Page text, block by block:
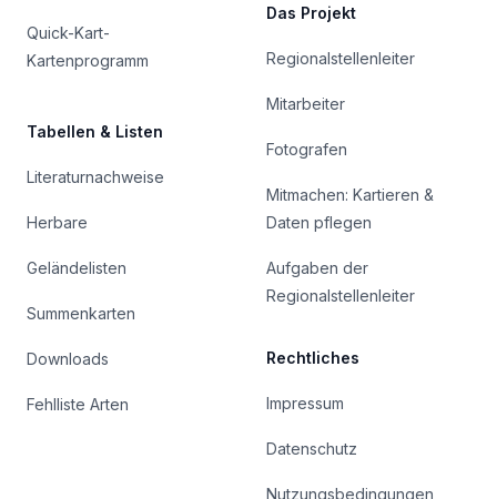
Quick-Kart-
Kartenprogramm
Tabellen & Listen
Literaturnachweise
Herbare
Geländelisten
Summenkarten
Downloads
Fehlliste Arten
Das Projekt
Regionalstellenleiter
Mitarbeiter
Fotografen
Mitmachen: Kartieren &
Daten pflegen
Aufgaben der
Regionalstellenleiter
Rechtliches
Impressum
Datenschutz
Nutzungsbedingungen